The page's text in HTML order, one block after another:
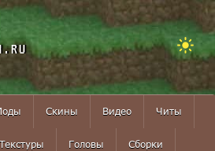
Скины Видео Читы
Текстуры Головы Сборки